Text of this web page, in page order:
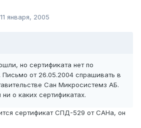
11 января, 2005
но сертификата нет по
Письмо от 26.05.2004 спрашивать в
Сан Микросистемз АБ.
о каких сертификатах.
сертификат СПД-529 от САНа, он